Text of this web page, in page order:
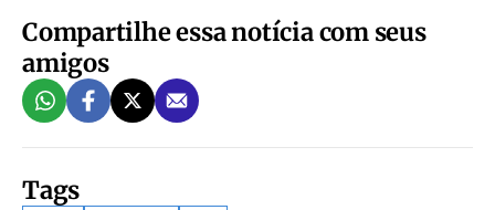
Compartilhe essa notícia com seus
amigos
Tags